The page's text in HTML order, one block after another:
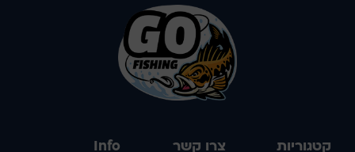
Info קטגוריות צרו קשר